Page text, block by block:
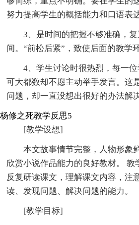
努力提高学生的概括能力和口语表
3、是时间的把握不够准确，
间。“前松后紧”，致使后面的教学
4、学生讨论时很热烈，每一位
可大都数却不愿主动举手发言。这
问题，却一直没想出很好的办法解决
杨修之死教学反思5
[教学设想]
本文故事情节完整，人物形象
欣赏小说作品能力的良好教材。 教
反复研读课文，理解课文内容，注
读、发现问题、解决问题的能力。
[教学目标]